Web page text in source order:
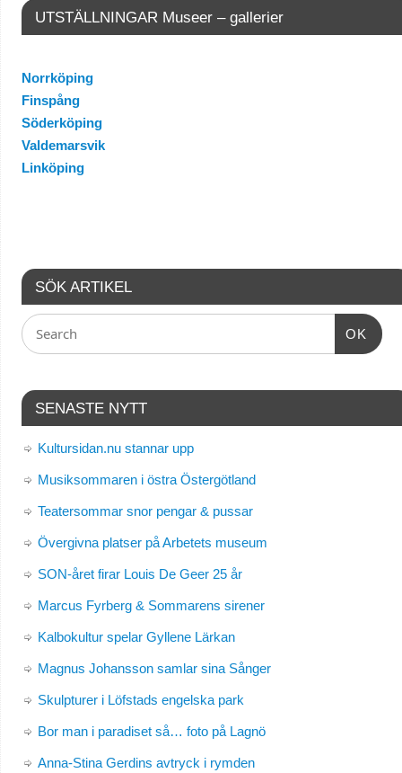
UTSTÄLLNINGAR Museer – gallerier
Norrköping
Finspång
Söderköping
Valdemarsvik
Linköping
SÖK ARTIKEL
OK
SENASTE NYTT
Kultursidan.nu stannar upp
Musiksommaren i östra Östergötland
Teatersommar snor pengar & pussar
Övergivna platser på Arbetets museum
SON-året firar Louis De Geer 25 år
Marcus Fyrberg & Sommarens sirener
Kalbokultur spelar Gyllene Lärkan
Magnus Johansson samlar sina Sånger
Skulpturer i Löfstads engelska park
Bor man i paradiset så… foto på Lagnö
Anna-Stina Gerdins avtryck i rymden